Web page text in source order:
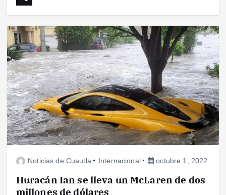
Noticias de Cuautla Internacional octubre 1, 2022
Huracán Ian se lleva un McLaren de dos
millones de dólares